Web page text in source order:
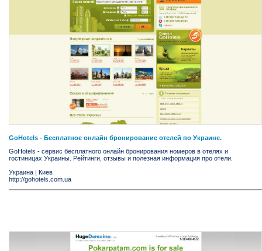
GoHotels - Бесплатное онлайн бронирование отелей по Украине.
GoHotels - сервис бесплатного онлайн бронирования номеров в отелях и
гостиницах Украины. Рейтинги, отзывы и полезная информация про отели.
Украина
Киев
http://gohotels.com.ua